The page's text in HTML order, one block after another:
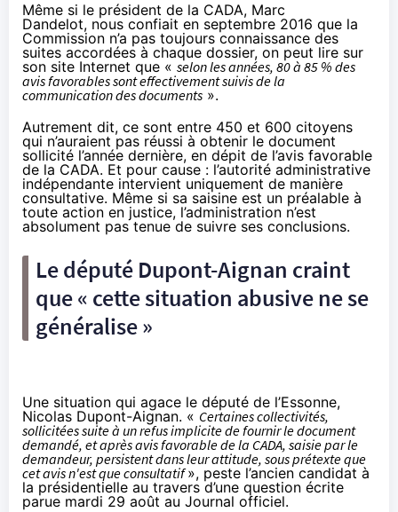
Même si le président de la CADA, Marc
Dandelot, nous confiait en septembre 2016 que la
Commission n’a pas toujours connaissance des
suites accordées à chaque dossier, on peut lire sur
son site Internet que « selon les années, 80 à 85 % des
avis favorables sont effectivement suivis de la
communication des documents ».
Autrement dit, ce sont entre 450 et 600 citoyens
qui n’auraient pas réussi à obtenir le document
sollicité l’année dernière, en dépit de l’avis favorable
de la CADA. Et pour cause : l’autorité administrative
indépendante intervient uniquement de manière
consultative. Même si sa saisine est un préalable à
toute action en justice, l’administration n’est
absolument pas tenue de suivre ses conclusions.
Le député Dupont-Aignan craint
que « cette situation abusive ne se
généralise »
Une situation qui agace le député de l’Essonne,
Nicolas Dupont-Aignan. « Certaines collectivités,
sollicitées suite à un refus implicite de fournir le document
demandé, et après avis favorable de la CADA, saisie par le
demandeur, persistent dans leur attitude, sous prétexte que
cet avis n'est que consultatif», peste l’ancien candidat à
la présidentielle au travers d’une question écrite
parue mardi 29 août au Journal officiel.